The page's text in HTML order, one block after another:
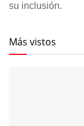
su inclusión.
Más vistos